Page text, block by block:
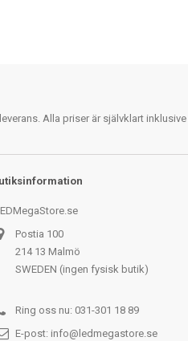
Alla priser är självklart
Postia 100
214 13 Malmö
SWEDEN (ingen fysisk butik)
Ring oss nu: 031-301 18 89
E-post: info@ledmegastore.se